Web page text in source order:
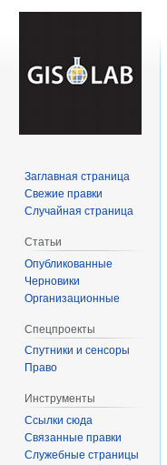
Заглавная страница
Свежие правки
Случайная страница
Статьи
Опубликованные
Черновики
Организационные
Спецпроекты
Спутники и сенсоры
Право
Инструменты
Ссылки сюда
Связанные правки
Служебные страницы